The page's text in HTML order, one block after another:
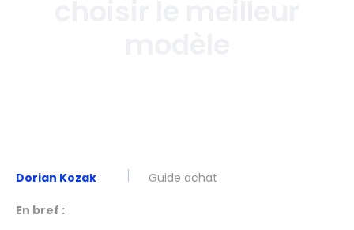
Dorian Kozak Guide achat
En bref :